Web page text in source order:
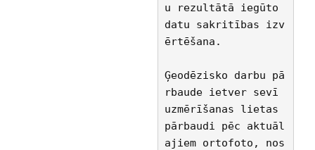
u rezultātā iegūto
datu sakritības izv
ērtēšana.
Ģeodēzisko darbu pā
rbaude ietver sevī
uzmērīšanas lietas
pārbaudi pēc aktuāl
ajiem ortofoto, nos